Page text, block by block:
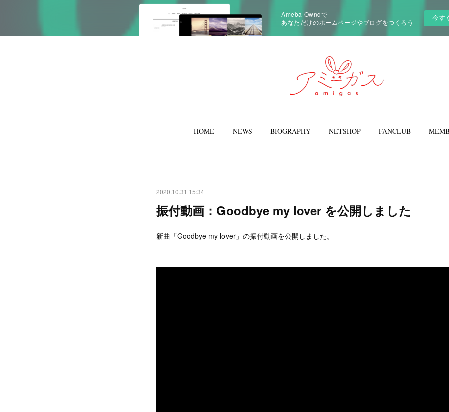
Ameba Owndで
あなただけのホームページやブログをつくろう
今す
HOME NEWS BIOGRAPHY NETSHOP FANCLUB
2020.10.31 15:34
振付動画：Goodbye my lover を公開しました
新曲「Goodbye my lover」の振付動画を公開しました。